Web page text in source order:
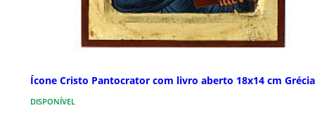
Ícone Cristo Pantocrator com livro aberto 18x14 cm Grécia
DISPONÍVEL